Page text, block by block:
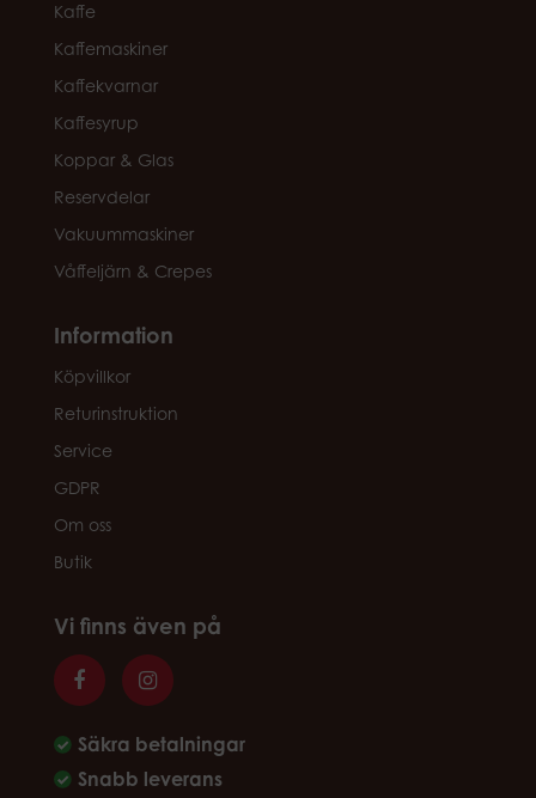
Kaffe
Kaffemaskiner
Kaffekvarnar
Kaffesyrup
Koppar & Glas
Reservdelar
Vakuummaskiner
Våffeljärn & Crepes
Information
Köpvillkor
Returinstruktion
Service
GDPR
Om oss
Butik
Vi finns även på
Säkra betalningar
Snabb leverans